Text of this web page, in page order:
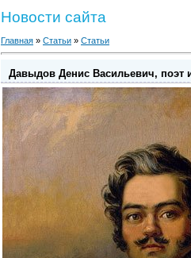
Новости сайта
Главная » Статьи » Статьи
Давыдов Денис Васильевич, поэт